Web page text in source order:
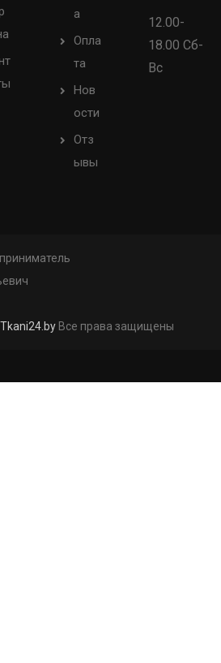
а
Опла
та
Нов
ости
Отз
ывы
12.00-
18.00 Сб-
Вс
Tkani24.by Все права защищены